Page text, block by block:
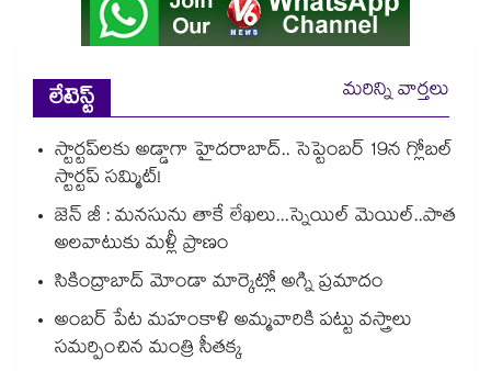
లేటెస్ట్
మరిన్ని వార్తలు
స్టార్టప్‌‌‌‌లకు అడ్డాగా హైదరాబాద్‌‌‌‌.. సెప్టెంబర్ 19న గ్లోబల్
స్టార్టప్ సమ్మిట్!
జెన్ జీ : మనసును తాకే లేఖలు...స్నెయిల్ మెయిల్..పాత
అలవాటుకు మళ్లీ ప్రాణం
సికింద్రాబాద్ మోండా మార్కెట్లో అగ్ని ప్రమాదం
అంబర్ పేట మహంకాళి అమ్మవారికి పట్టు వస్త్రాలు
సమర్పించిన మంత్రి సీతక్క